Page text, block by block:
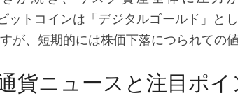
マ
ク
環
ットコインは「デジタルゴールド」と
が、短期的には株価下落につられての
貨ニュースと注目ポイ